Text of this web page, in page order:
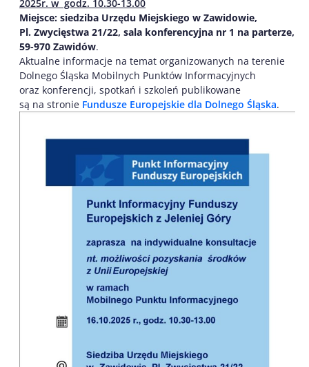
2025r. w godz. 10.30-13.00
Miejsce: siedziba Urzędu Miejskiego w Zawidowie,
Pl. Zwycięstwa 21/22, sala konferencyjna nr 1 na parterze,
59-970 Zawidów.
Aktualne informacje na temat organizowanych na terenie
Dolnego Śląska Mobilnych Punktów Informacyjnych
oraz konferencji, spotkań i szkoleń publikowane
są na stronie Fundusze Europejskie dla Dolnego Śląska.